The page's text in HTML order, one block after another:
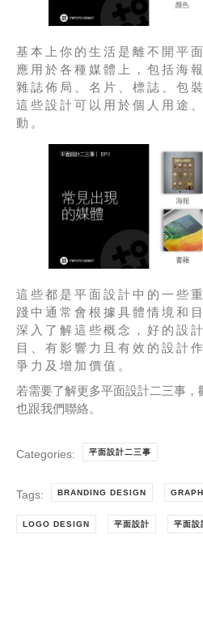
基本上你的生活是離不開平
應用於各種媒體上，包括海
雜誌佈局、名片、標誌、包
這些設計可以用於個人用途
動。
這些都是平面設計中的一些
踐中通常會根據具體情境和
深入了解這些概念，好的設
目、有影響力且有效的設計
爭力及增加價值。
若需要了解更多平面設計二三事，
也跟我們聯絡。
Categories: 平面設計二三事
Tags: BRANDING DESIGN
LOGO DESIGN 平面設計 平面設